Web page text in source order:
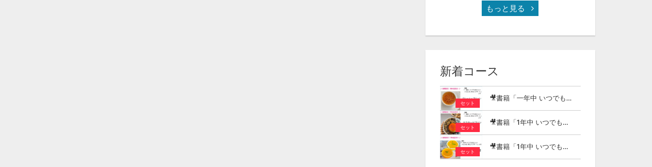
もっと見る
新着コース
セット
🎥書籍「一年中 いつでもおいしい いろんな 冷たいデザート」より クレーム・ブリュレ
セット
🎥書籍「1年中 いつでもおいしい いろんな 冷たいデザート」より カスタードプリン
セット
🎥書籍「1年中 いつでもおいしい いろんな 冷たいデザート」より 柑橘ゼリー2種